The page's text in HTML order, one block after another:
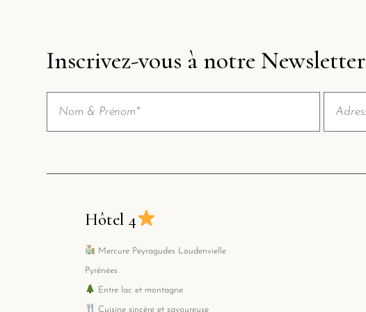
Inscrivez-vous à notre Newsletter
Hôtel 4
Mercure Peyragudes Loudenvielle
Pyrénées
Entre lac et montagne
Cuisine sincère et savoureuse